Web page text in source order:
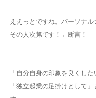
ええっとですね。パーソナル
その人次第です！←断言！
「自分自身の印象を良くし
「独立起業の足掛けとして